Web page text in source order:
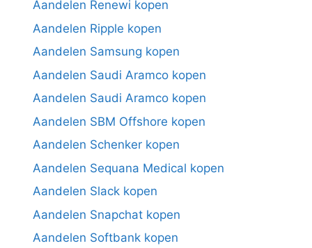
Aandelen Renewi kopen
Aandelen Ripple kopen
Aandelen Samsung kopen
Aandelen Saudi Aramco kopen
Aandelen Saudi Aramco kopen
Aandelen SBM Offshore kopen
Aandelen Schenker kopen
Aandelen Sequana Medical kopen
Aandelen Slack kopen
Aandelen Snapchat kopen
Aandelen Softbank kopen